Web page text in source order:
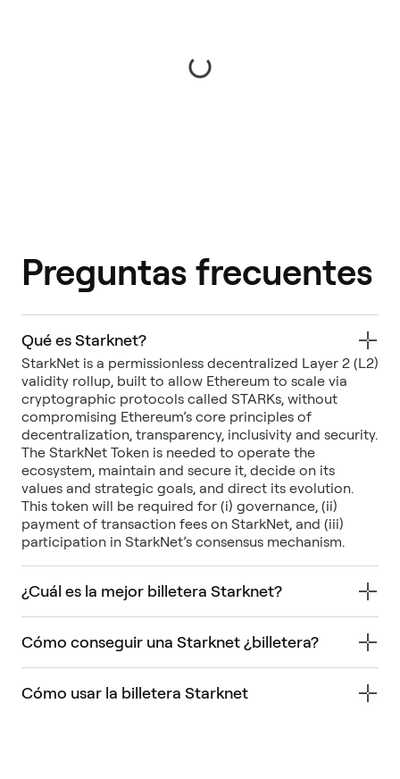
Preguntas frecuentes
Qué es Starknet?
StarkNet is a permissionless decentralized Layer 2 (L2)
validity rollup, built to allow Ethereum to scale via
cryptographic protocols called STARKs, without
compromising Ethereum’s core principles of
decentralization, transparency, inclusivity and security.
The StarkNet Token is needed to operate the
ecosystem, maintain and secure it, decide on its
values and strategic goals, and direct its evolution.
This token will be required for (i) governance, (ii)
payment of transaction fees on StarkNet, and (iii)
participation in StarkNet’s consensus mechanism.
¿Cuál es la mejor billetera Starknet?
Cómo conseguir una Starknet ¿billetera?
Cómo usar la billetera Starknet